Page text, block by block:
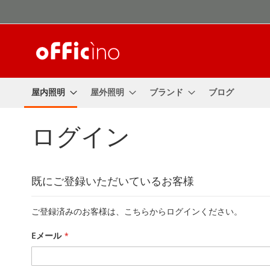
ン
ン
ツ
キ
ッ
屋内照明
屋外照明 ブランド ブログ
ログイン
既にご登録いただいているお客様
ご登録済みのお客様は、こちらからログインください。
Eメール